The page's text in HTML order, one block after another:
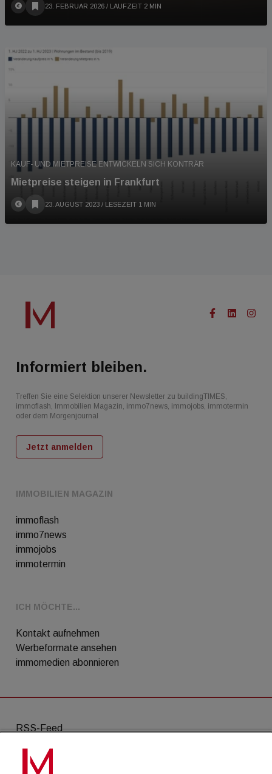
23. FEBRUAR 2026 / LAUFZEIT 2 MIN
KAUF- UND MIETPREISE ENTWICKELN SICH KONTRÄR
Mietpreise steigen in Frankfurt
23. AUGUST 2023 / LESEZEIT 1 MIN
IMMOBILIEN MAGAZIN
immoflash
immo7news
immojobs
immotermin
ICH MÖCHTE...
Kontakt aufnehmen
Werbeformate ansehen
immomedien abonnieren
Informiert bleiben.
Treffen Sie eine Selektion unserer Newsletter zu buildingTIMES,
immoflash, Immobilien Magazin, immo7news, immojobs, immotermin
oder dem Morgenjournal
Jetzt anmelden
RSS-Feed
AGB
Datenschutz